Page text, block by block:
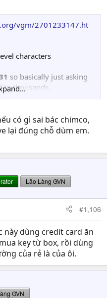
vgm/2701233147.ht
characters
so basically just asking
thousands.
you can call me or text
có gì sai bác chimco,
lại đúng chỗ dùm em.
Lão Làng GVN
#1,106
này dùng credit card ăn
key từ box, rồi dùng
của rẻ là của ôi.
GVN